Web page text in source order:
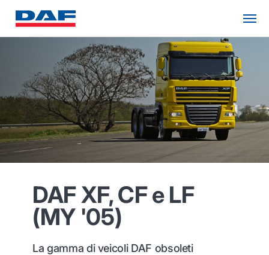
DAF XF, CF e LF
(MY '05)
La gamma di veicoli DAF obsoleti